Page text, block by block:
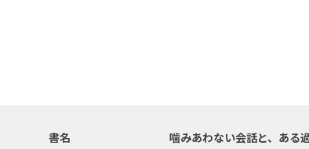
書名
噛みあわない会話と、ある